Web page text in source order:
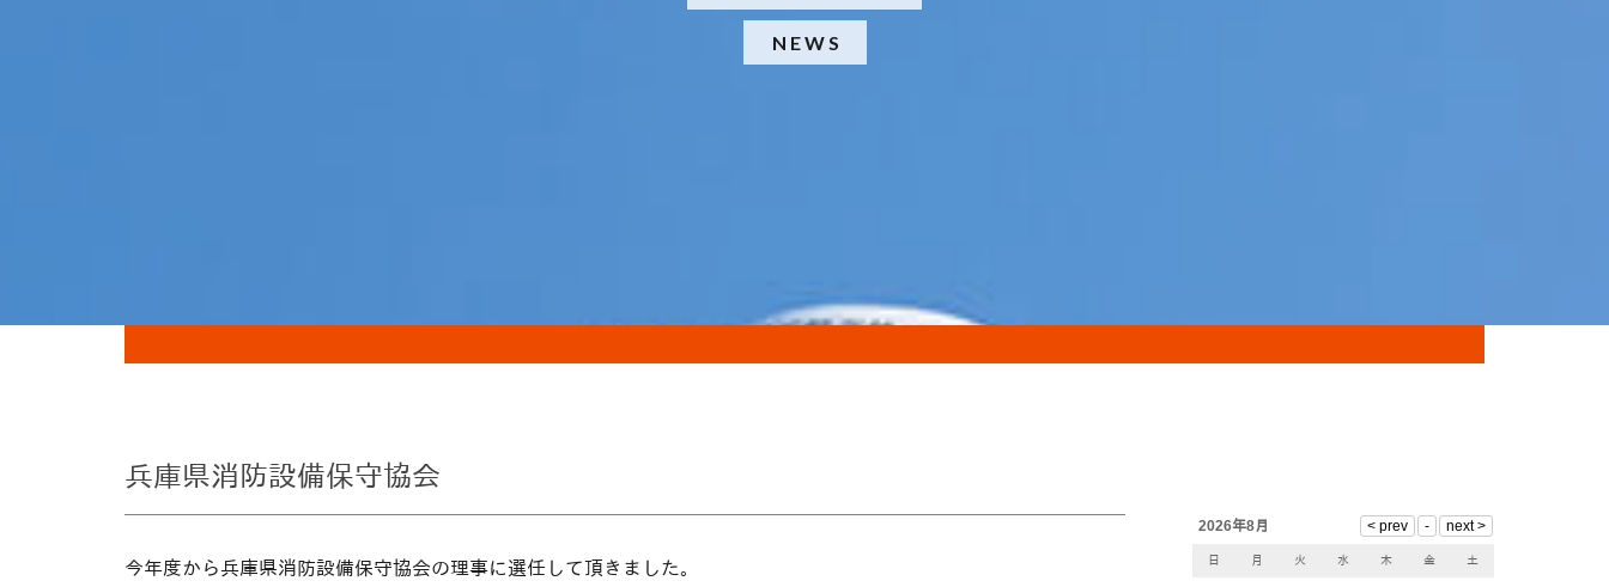
NEWS
兵庫県消防設備保守協会
今年度から兵庫県消防設備保守協会の理事に選任して頂きました。
2026年8月
日 月 火 水 木 金 土